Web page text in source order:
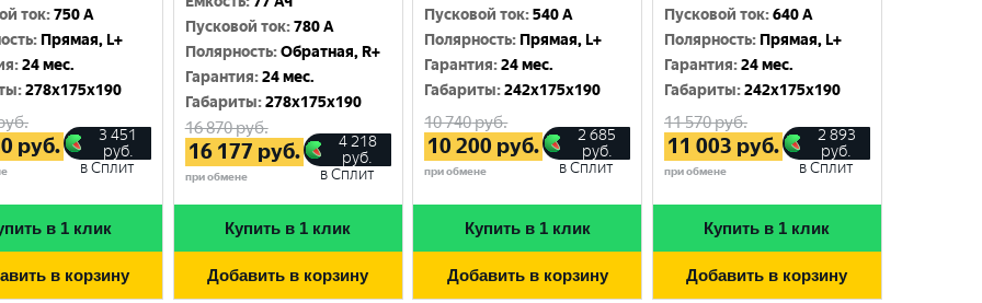
ток:750 A
: Прямая, L+
:24 мес.
:278x175x190
руб.
3 451
руб.
в Сплит
в 1 клик
в корзину
Пусковой ток:780 A
Полярность:Обратная, R+
Гарантия:24 мес.
Габариты:278x175x190
16 870руб.
16 177 руб.
при обмене
4 218
руб.
в Сплит
Купить в 1 клик
Добавить в корзину
Пусковой ток:540 A
Полярность: Прямая, L+
Гарантия:24 мес.
Габариты:242x175x190
10 740руб.
10 200 руб.
при обмене
2 685
руб.
в Сплит
Купить в 1 клик
Добавить в корзину
Пусковой ток:640 A
Полярность: Прямая, L+
Гарантия:24 мес.
Габариты:242x175x190
11 570руб.
11 003 руб.
при обмене
2 893
руб.
в Сплит
Купить в 1 клик
Добавить в корзину